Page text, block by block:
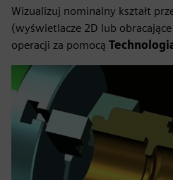
Wizualizuj nominalny kształt
(wyświetlacze 2D lub
operacji za pomocą